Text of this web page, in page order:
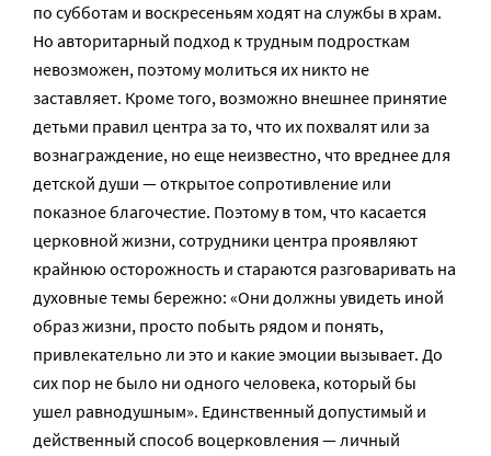
по субботам и воскресеньям ходят на службы в храм.
Но авторитарный подход к трудным подросткам
невозможен, поэтому молиться их никто не
заставляет. Кроме того, возможно внешнее принятие
детьми правил центра за то, что их похвалят или за
вознаграждение, но еще неизвестно, что вреднее для
детской души — открытое сопротивление или
показное благочестие. Поэтому в том, что касается
церковной жизни, сотрудники центра проявляют
крайнюю осторожность и стараются разговаривать на
духовные темы бережно: «Они должны увидеть иной
образ жизни, просто побыть рядом и понять,
привлекательно ли это и какие эмоции вызывает. До
сих пор не было ни одного человека, который бы
ушел равнодушным». Единственный допустимый и
действенный способ воцерковления — личный